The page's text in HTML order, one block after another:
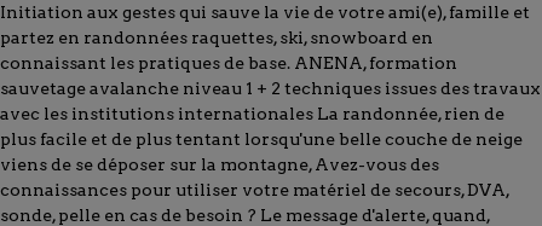
Initiation aux gestes qui sauve la vie de votre ami(e), famille et
partez en randonnées raquettes, ski, snowboard en
connaissant les pratiques de base. ANENA, formation
sauvetage avalanche niveau 1 + 2 techniques issues des travaux
avec les institutions internationales La randonnée, rien de
plus facile et de plus tentant lorsqu'une belle couche de neige
viens de se déposer sur la montagne, Avez-vous des
connaissances pour utiliser votre matériel de secours, DVA,
sonde, pelle en cas de besoin ? Le message d'alerte, quand,